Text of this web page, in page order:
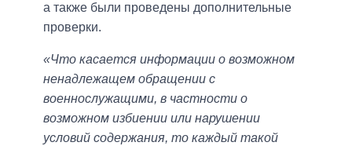
а также были проведены дополнительные
проверки.
«Что касается информации о возможном
ненадлежащем обращении с
военнослужащими, в частности о
возможном избиении или нарушении
условий содержания, то каждый такой